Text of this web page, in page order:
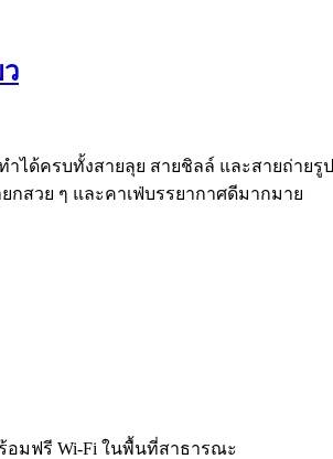
ได้ครบทั้งสายลุย สายชิลล์ และสายถ่ายรูป
กสวย ๆ และคาเฟ่บรรยากาศดีมากมาย
อมฟรี Wi-Fi ในพื้นที่สาธารณะ